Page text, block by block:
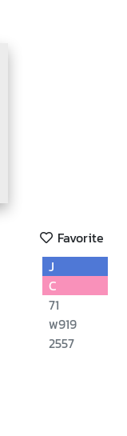
Favorite
J
C
71
พ919
2557